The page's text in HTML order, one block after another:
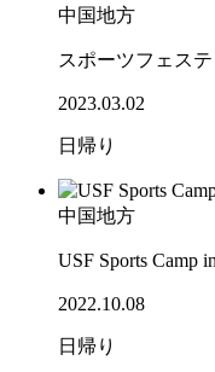
中国地方
スポーツフェス
2023.03.02
日帰り
中国地方
USF Sports
2022.10.08
日帰り